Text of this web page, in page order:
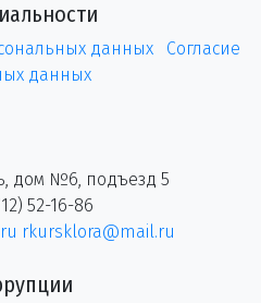
данных
Согласие
данных
дом №6, подъезд 5
52-16-86
rkursklora@mail.ru